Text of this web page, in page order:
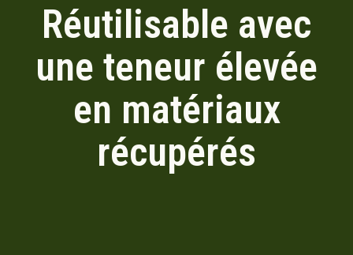
Réutilisable avec
une teneur élevée
en matériaux
récupérés